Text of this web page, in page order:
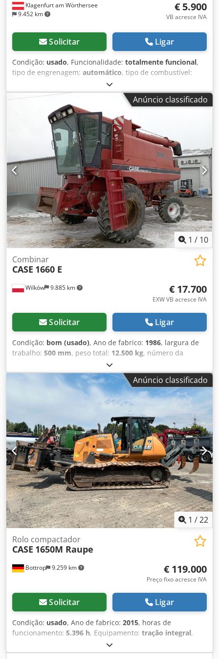
Klagenfurt am Wörthersee
9.452 km
€ 5.900
VB acresce IVA
Solicitar Ligar
Condição: usado, Funcionalidade: totalmente funcional,
tipo de engrenagem: automático, tipo de combustível:
7.500 kg
4x2, primeira matrícula:10/1977, Ano de fabrico:1977,
hidráulica
, Tecnicamente em perfeito
estado Dsdpfxet S Idre Acwskr
Anúncio classificado
1 / 10
Wilków 9.885 km
Combinar
CASE 1660 E
€ 17.700
EXW VB acresce IVA
Solicitar Ligar
Condição: bom (usado), Ano de fabrico: 1986, largura de
trabalho: 500 mm, peso total: 12.500 kg, número da
, Fluxo axial CASE IH 1660 Marca:
Case IH Djdpfjvr Dxpsx Acwekr Modelo: 1660 Ano: 1987
Horário de funcionamento: 3.300 horas Largura da seção:
5,00 m Vários tipos de equipamentos: picador de palha,
Anúncio classificado
1 /22
Bottrop 9.259 km
Rolo compactador
CASE 1650M Raupe
€ 119.000
Preço fixo acresce IVA
Solicitar Ligar
Condição: usado, Ano de fabrico: 2015, horas de
funcionamento: 5.396 h, Equipamento: tração integral,
CASE de esteiras Dsdpfozhyrmsx Acwokr Tipo: 1650M Peso
operacional: 19.200 kg Potência: 122 kW Horas de trabalho: